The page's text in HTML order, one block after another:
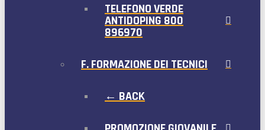
TELEFONO VERDE
ANTIDOPING 800
896970
F. FORMAZIONE DEI TECNICI
← BACK